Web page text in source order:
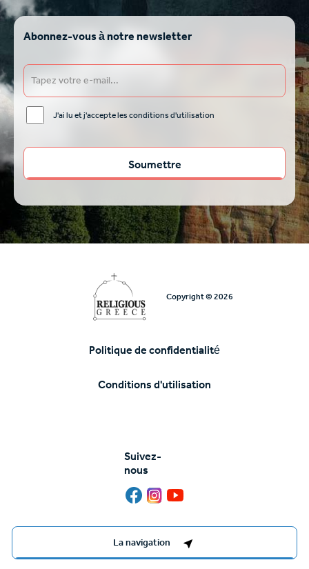
La navigation
Abonnez-vous à notre newsletter
J'ai lu et j'accepte les conditions d'utilisation
Copyright © 2026
Υποσέλιδο
Politique de confidentialité
Conditions d'utilisation
Suivez-
nous
Destinations Management System by